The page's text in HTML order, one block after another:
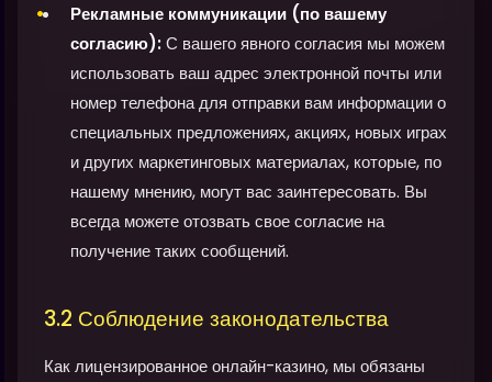
Рекламные коммуникации (по вашему
согласию):С вашего явного согласия мы можем
использовать ваш адрес электронной почты или
номер телефона для отправки вам информации о
специальных предложениях, акциях, новых играх
и других маркетинговых материалах, которые, по
нашему мнению, могут вас заинтересовать. Вы
всегда можете отозвать свое согласие на
получение таких сообщений.
3.2 Соблюдение законодательства
Как лицензированное онлайн-казино, мы обязаны